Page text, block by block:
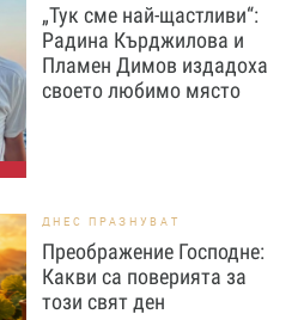
„Тук сме най-щастливи“:
Радина Кърджилова и
Пламен Димов издадоха
своето любимо място
ДНЕС ПРАЗНУВАТ
Преображение Господне:
Какви са поверията за
този свят ден